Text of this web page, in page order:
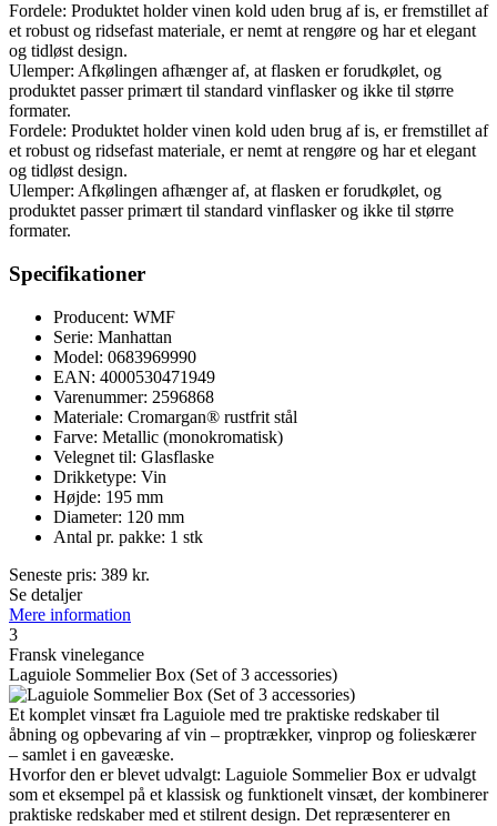
Fordele: Produktet holder vinen kold uden brug af is, er fremstillet af
et robust og ridsefast materiale, er nemt at rengøre og har et elegant
og tidløst design.
Ulemper: Afkølingen afhænger af, at flasken er forudkølet, og
produktet passer primært til standard vinflasker og ikke til større
formater.
Fordele: Produktet holder vinen kold uden brug af is, er fremstillet af
et robust og ridsefast materiale, er nemt at rengøre og har et elegant
og tidløst design.
Ulemper: Afkølingen afhænger af, at flasken er forudkølet, og
produktet passer primært til standard vinflasker og ikke til større
formater.
Specifikationer
Producent: WMF
Serie: Manhattan
Model: 0683969990
EAN: 4000530471949
Varenummer: 2596868
Materiale: Cromargan® rustfrit stål
Farve: Metallic (monokromatisk)
Velegnet til: Glasflaske
Drikketype: Vin
Højde: 195 mm
Diameter: 120 mm
Antal pr. pakke: 1 stk
Seneste pris: 389 kr.
Se detaljer
Mere information
3
Fransk vin­elegance
Laguiole Sommelier Box (Set of 3 accessories)
Et komplet vinsæt fra Laguiole med tre praktiske redskaber til
åbning og opbevaring af vin – proptrækker, vinprop og folieskærer
– samlet i en gaveæske.
Hvorfor den er blevet udvalgt: Laguiole Sommelier Box er udvalgt
som et eksempel på et klassisk og funktionelt vinsæt, der kombinerer
praktiske redskaber med et stilrent design. Det repræsenterer en